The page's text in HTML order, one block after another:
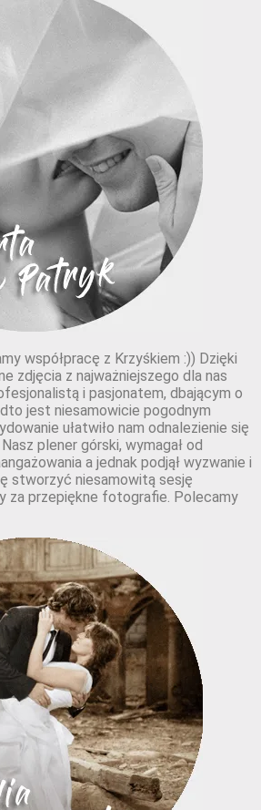
współpracę z Krzyśkiem :)) Dzięki
zdjęcia z najważniejszego dla nas
i pasjonatem, dbającym o
jest niesamowicie pogodnym
ułatwiło nam odnalezienie się
plener górski, wymagał od
a jednak podjął wyzwanie i
stworzyć niesamowitą sesję
za przepiękne fotografie. Polecamy